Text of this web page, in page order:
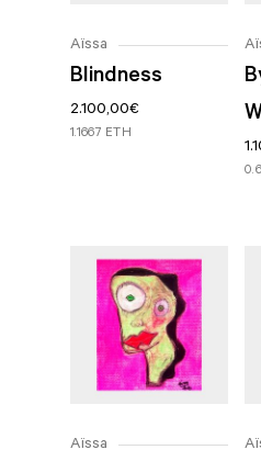
Aïssa
Blindness
2.100,00€
1.1667 ETH
Aïssa